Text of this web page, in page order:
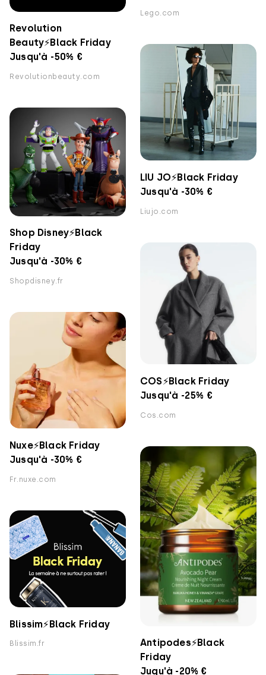
Lego.com
Revolution
Beauty⚡️Black Friday
Jusqu'à -50% €
Revolutionbeauty.com
LIU JO⚡️Black Friday
Jusqu'à -30% €
Liujo.com
Shop Disney⚡️Black
Friday
Jusqu'à -30% €
Shopdisney.fr
COS⚡️Black Friday
Jusqu'à -25% €
Cos.com
Nuxe⚡️Black Friday
Jusqu'à -30% €
Fr.nuxe.com
Antipodes⚡️Black
Friday
Juqu'à -20% €
Blissim⚡️Black Friday
Blissim.fr